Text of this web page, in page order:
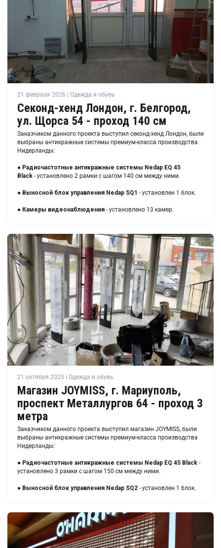
21 февраля 2026 | Одежда и обувь
Секонд-хенд Лондон, г. Белгород,
ул. Щорса 54 - проход 140 см
Заказчиком данного проекта выступил секонд-хенд Лондон, были
выбраны антикражные системы премиум-класса производства
Нидерланды:
● Радиочастотные антикражные системы Nedap EQ 45
Black - установлено 2 рамки с шагом 140 см между ними.
● Выносной блок управления Nedap SQ1 - установлен 1 блок.
● Камеры видеонаблюдения - установлено 13 камер.
21 октября 2025 | Одежда и обувь
Магазин JOYMISS, г. Мариуполь,
проспект Металлургов 64 - проход 3
метра
Заказчиком данного проекта выступил магазин JOYMISS, были
выбраны антикражные системы премиум-класса производства
Нидерланды:
● Радиочастотные антикражные системы Nedap EQ 45 Black -
установлено 3 рамки с шагом 150 см между ними.
● Выносной блок управления Nedap SQ2 - установлен 1 блок.